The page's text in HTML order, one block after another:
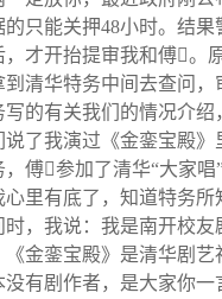
的只能关押48小时。结果
，才开抬提审我和傅。
到清华特务中间去查问，
写的有关我们的情况介绍
说了我演过《金銮宝殿》
，傅参加了清华“大家
心里有底了，知道特务所
时，我说：我是南开校
《金銮宝殿》是清华剧艺
没有剧作者，是大家你一